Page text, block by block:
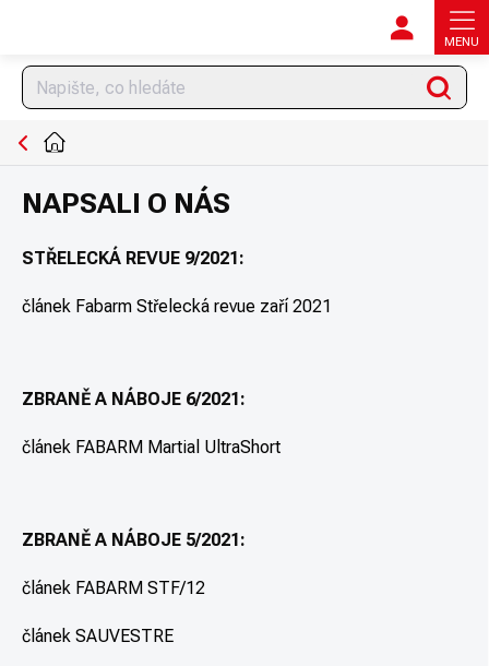
Hledat
DOMŮ
NAPSALI O NÁS
STŘELECKÁ REVUE 9/2021:
článek Fabarm Střelecká revue zaří 2021
ZBRANĚ A NÁBOJE 6/2021:
článek FABARM Martial UltraShort
ZBRANĚ A NÁBOJE 5/2021:
článek FABARM STF/12
článek SAUVESTRE